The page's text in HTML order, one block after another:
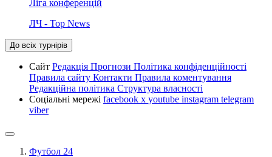
Ліга конференцій
ЛЧ - Top News
До всіх турнірів
Сайт Редакція Прогнози Політика конфіденційності
Правила сайту Контакти Правила коментування
Редакційна політика Структура власності
Соціальні мережі facebook x youtube instagram telegram
viber
Футбол 24